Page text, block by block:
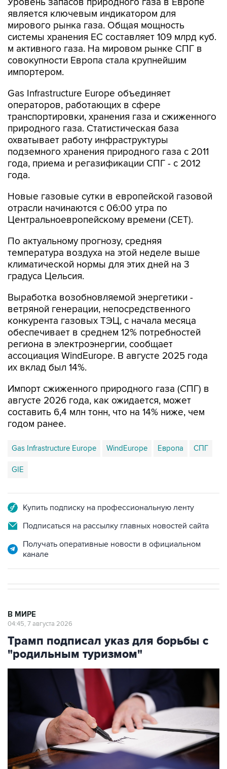
Уровень запасов природного газа в Европе
является ключевым индикатором для
мирового рынка газа. Общая мощность
системы хранения ЕС составляет 109 млрд куб.
м активного газа. На мировом рынке СПГ в
совокупности Европа стала крупнейшим
импортером.
Gas Infrastructure Europe объединяет
операторов, работающих в сфере
транспортировки, хранения газа и сжиженного
природного газа. Статистическая база
охватывает работу инфраструктуры
подземного хранения природного газа с 2011
года, приема и регазификации СПГ - с 2012
года.
Новые газовые сутки в европейской газовой
отрасли начинаются c 06:00 утра по
Центральноевропейскому времени (CET).
По актуальному прогнозу, средняя
температура воздуха на этой неделе выше
климатической нормы для этих дней на 3
градуса Цельсия.
Выработка возобновляемой энергетики -
ветряной генерации, непосредственного
конкурента газовых ТЭЦ, с начала месяца
обеспечивает в среднем 12% потребностей
региона в электроэнергии, сообщает
ассоциация WindEurope. В августе 2025 года
их вклад был 14%.
Импорт сжиженного природного газа (СПГ) в
августе 2026 года, как ожидается, может
составить 6,4 млн тонн, что на 14% ниже, чем
годом ранее.
Gas Infrastructure Europe WindEurope Европа СПГ
GIE
Купить подписку на профессиональную ленту
Подписаться на рассылку главных новостей сайта
Получать оперативные новости в официальном
канале
В МИРЕ
04:45, 7 августа 2026
Трамп подписал указ для борьбы с
"родильным туризмом"